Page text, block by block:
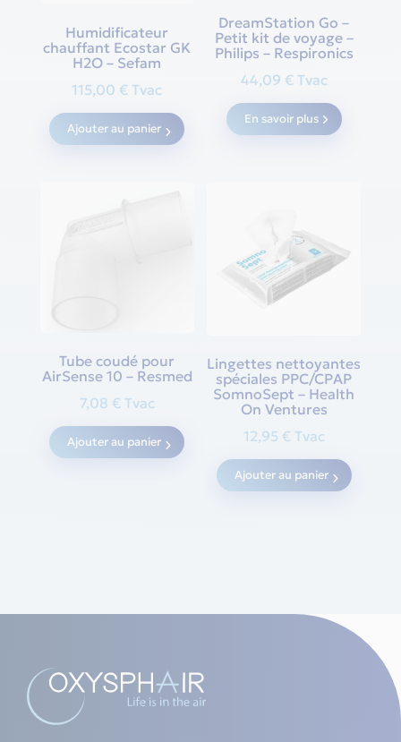
Humidificateur
chauffant Ecostar GK
H2O – Sefam
115,00€ Tvac
Ajouter au panier
DreamStation Go –
Petit kit de voyage –
Philips – Respironics
44,09 € Tvac
En savoir plus
Tube coudé pour
AirSense 10 – Resmed
7,08 € Tvac
Ajouter au panier
Lingettes nettoyantes
spéciales PPC/CPAP
SomnoSept – Health
On Ventures
12,95 € Tvac
Ajouter au panier